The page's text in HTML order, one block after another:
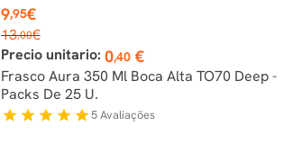
Preço
9,95€
Preço
normal
13,00€
Precio unitario: 0,40€
Frasco Aura 350 Ml Boca Alta TO70 Deep -
Packs De 25 U.
star star star star star5Avaliações